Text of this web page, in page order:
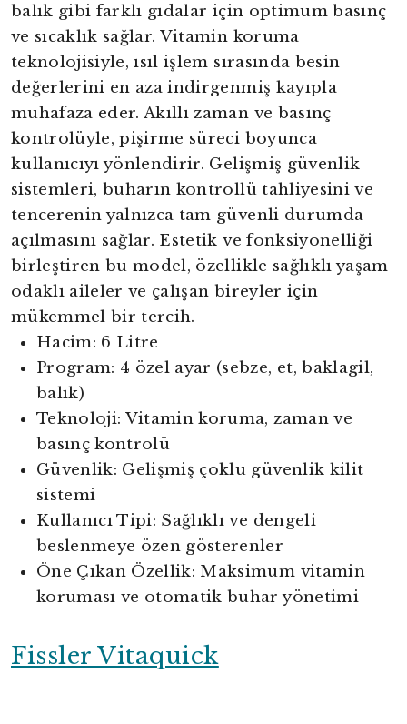
balık gibi farklı gıdalar için optimum basınç
ve sıcaklık sağlar. Vitamin koruma
teknolojisiyle, ısıl işlem sırasında besin
değerlerini en aza indirgenmiş kayıpla
muhafaza eder. Akıllı zaman ve basınç
kontrolüyle, pişirme süreci boyunca
kullanıcıyı yönlendirir. Gelişmiş güvenlik
sistemleri, buharın kontrollü tahliyesini ve
tencerenin yalnızca tam güvenli durumda
açılmasını sağlar. Estetik ve fonksiyonelliği
birleştiren bu model, özellikle sağlıklı yaşam
odaklı aileler ve çalışan bireyler için
mükemmel bir tercih.
Hacim: 6 Litre
Program: 4 özel ayar (sebze, et, baklagil,
balık)
Teknoloji: Vitamin koruma, zaman ve
basınç kontrolü
Güvenlik: Gelişmiş çoklu güvenlik kilit
sistemi
Kullanıcı Tipi: Sağlıklı ve dengeli
beslenmeye özen gösterenler
Öne Çıkan Özellik: Maksimum vitamin
koruması ve otomatik buhar yönetimi
Fissler Vitaquick